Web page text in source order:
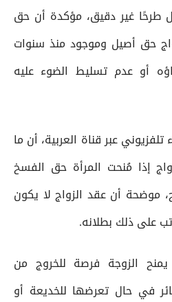
طرحًا غير دقيق، مؤكدة أن حق
حق أصيل وموجود منذ سنوات
أو عدم تسليط الضوء عليه
عبر قناة العربية، أن ما
إذا مُنحت المرأة حق الفسخ
موضحة أن عقد الزواج لا يكون
على ذلك بطلانه.
الزوجة فرصة للخروج من
في حال تعرضها للخديعة أو